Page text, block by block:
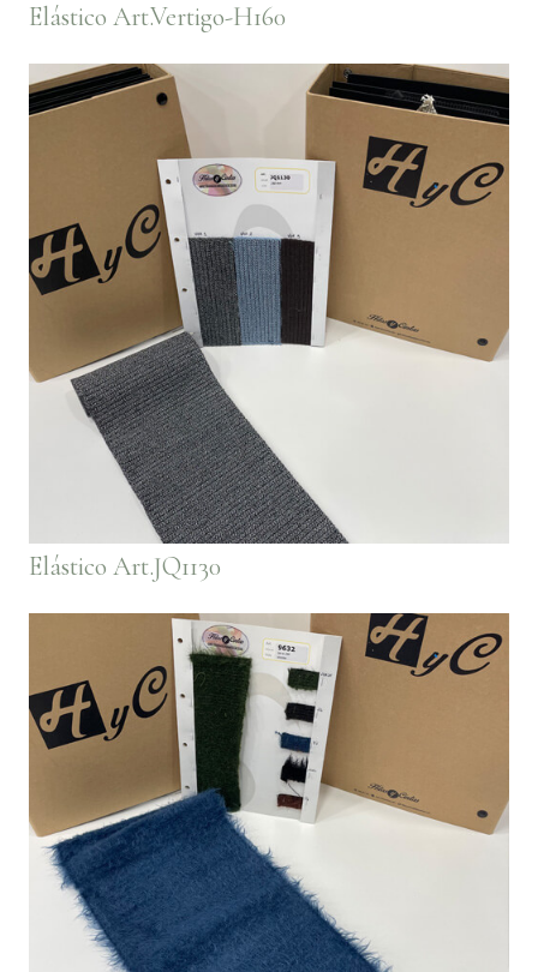
Elástico Art.Vertigo-H160
Elástico Art.JQ1130